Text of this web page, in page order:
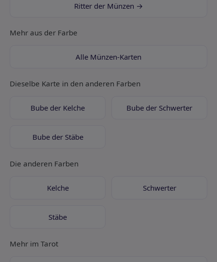
Ritter der Münzen →
Mehr aus der Farbe
Alle Münzen-Karten
Dieselbe Karte in den anderen Farben
Bube der Kelche Bube der Schwerter
Bube der Stäbe
Die anderen Farben
Kelche Schwerter
Stäbe
Mehr im Tarot